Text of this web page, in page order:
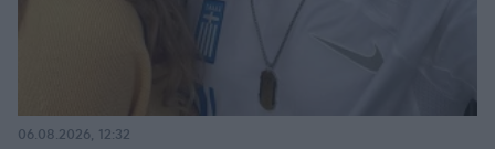
06.08.2026, 12:32